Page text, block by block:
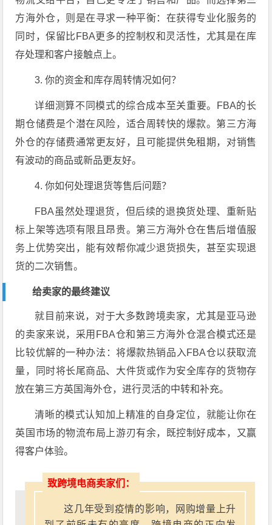
方海外仓，则是在寻求一种平衡：在获得专业化服务的
同时，保留比FBA更多的控制权和灵活性，尤其是在库
存处理和客户接触点上。
3. 你的资金和库存周转情况如何？
详细测算不同模式的综合成本至关重要。FBA的长
期仓储费是个潜在风险，适合周转快的爆款。第三方海
外仓的存储费通常更友好，且可能提供免租期，对销售
有波动的商品或新品更友好。
4. 你如何处理退货等售后问题？
FBA虽然处理退货，但后续的退换货处理、重新贴
标上架等选项有限且昂贵。第三方海外仓在售后增值服
务上优势突出，能有效帮你减少退货损失，甚至实现退
货的二次销售。
给卖家的最终建议
就目前来说，对于大多数跨境卖家，尤其是亚马逊
的卖家来说，采用FBA仓和第三方海外仓混合模式还是
比较优解的一种办法：将爆款热销品入FBA仓以获取流
量，同时将长尾商品、大件货或作为安全库存的货物存
放在第三方英国海外仓，进行灵活的中转和补充。
清晰的模式认知加上精准的自身定位，就能让你在
英国市场的物流布局上游刃有余，既控制好成本，又赢
得客户体验。
致跨境电商卖家们：
这几年受到疫情的影响，网购增量上升